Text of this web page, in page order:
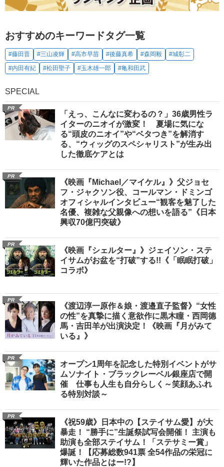
おすすめのキーワードタグ一覧
#藤田晋 #三山凌輝 #高市早苗 #後藤真希 #森岡毅
#城彰二
#内田有紀
#松田聖子 #玉木雄一郎 #亀和田武
SPECIAL
PR
「えっ、こんなに変わるの？」36歳男性ラ
イターのニオイが激変！ 夏場に気にな
る“頭皮のニオイ”や“ベタつき”を解消す
る、“ウィッグのスペシャリスト”が生み出
した徹底ケアとは
PR
《映画『Michael／マイケル』》父ジョセ
フ・ジャクソン役、コールマン・ドミンゴ
オフィシャルインタビュー“観客を魅了した
名優、複雑な父親像への想いを語る”《日本
興収70億円突破》
PR
《映画『シェルター』》ジェイソン・ステ
イサムがお盆を“打破”する!!《「眠眠打破」
コラボ》
PR
《渡辺淳一原作＆娘・渡邉直子監督》“女性
の性”を真摯に描く意欲作に黒木瞳・西岡德
馬・吉田羊が出演決定！《映画『月がみて
いる』》
PR
オープン1周年を記念した特別イベントがサ
ムソナイト・ブラックレーベル銀座店で開
催 仕事も人生も自分らしく～笑顔あふれ
る特別対談～
PR
《祝59歳》日本中の【ステイサム愛】が大
暴走！ “勝手に”生誕祭試写会開催！ 主演も
助演も全部ステイサム！「ステサミー賞」
爆誕！【応募総数941票 全54作品の栄冠に
輝いた作品とはー!?】